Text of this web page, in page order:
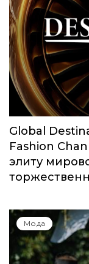
Юбилейный
моды собрал